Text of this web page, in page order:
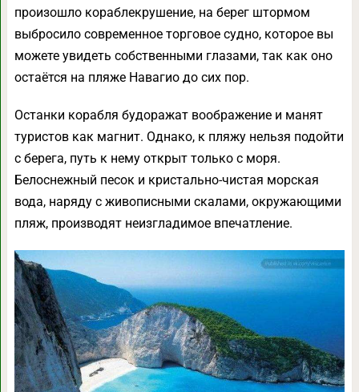
произошло кораблекрушение, на берег штормом
выбросило современное торговое судно, которое вы
можете увидеть собственными глазами, так как оно
остаётся на пляже Навагио до сих пор.
Останки корабля будоражат воображение и манят
туристов как магнит. Однако, к пляжу нельзя подойти
с берега, путь к нему открыт только с моря.
Белоснежный песок и кристально-чистая морская
вода, наряду с живописными скалами, окружающими
пляж, производят неизгладимое впечатление.